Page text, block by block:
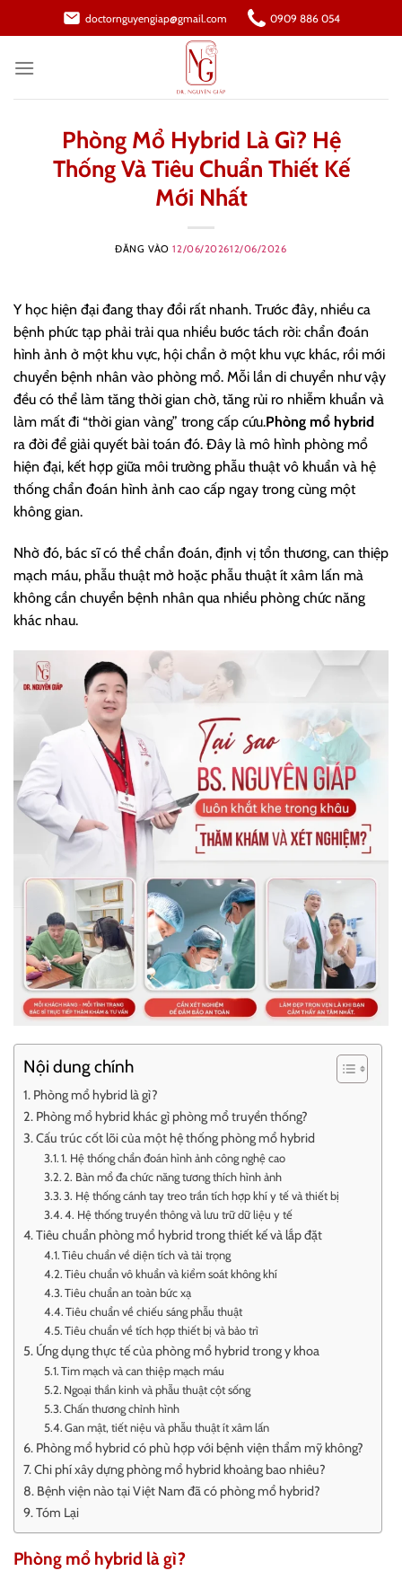
qua
dung
doctornguyengiap@gmail.com 0909 886 054
Phòng Mổ Hybrid Là Gì? Hệ
Thống Và Tiêu Chuẩn Thiết Kế
Mới Nhất
ĐĂNG VÀO12/06/202612/06/2026
Y học hiện đại đang thay đổi rất nhanh. Trước đây, nhiều ca
bệnh phức tạp phải trải qua nhiều bước tách rời: chẩn đoán
hình ảnh ở một khu vực, hội chẩn ở một khu vực khác, rồi mới
chuyển bệnh nhân vào phòng mổ. Mỗi lần di chuyển như vậy
đều có thể làm tăng thời gian chờ, tăng rủi ro nhiễm khuẩn và
làm mất đi “thời gian vàng” trong cấp cứu.Phòng mổ hybrid
ra đời để giải quyết bài toán đó. Đây là mô hình phòng mổ
hiện đại, kết hợp giữa môi trường phẫu thuật vô khuẩn và hệ
thống chẩn đoán hình ảnh cao cấp ngay trong cùng một
không gian.
Nhờ đó, bác sĩ có thể chẩn đoán, định vị tổn thương, can thiệp
mạch máu, phẫu thuật mở hoặc phẫu thuật ít xâm lấn mà
không cần chuyển bệnh nhân qua nhiều phòng chức năng
khác nhau.
Nội dung chính
Phòng mổ hybrid là gì?
Phòng mổ hybrid khác gì phòng mổ truyền thống?
Cấu trúc cốt lõi của một hệ thống phòng mổ hybrid
1. Hệ thống chẩn đoán hình ảnh công nghệ cao
2. Bàn mổ đa chức năng tương thích hình ảnh
3. Hệ thống cánh tay treo trần tích hợp khí y tế và thiết bị
4. Hệ thống truyền thông và lưu trữ dữ liệu y tế
Tiêu chuẩn phòng mổ hybrid trong thiết kế và lắp đặt
Tiêu chuẩn về diện tích và tải trọng
Tiêu chuẩn vô khuẩn và kiểm soát không khí
Tiêu chuẩn an toàn bức xạ
Tiêu chuẩn về chiếu sáng phẫu thuật
Tiêu chuẩn về tích hợp thiết bị và bảo trì
Ứng dụng thực tế của phòng mổ hybrid trong y khoa
Tim mạch và can thiệp mạch máu
Ngoại thần kinh và phẫu thuật cột sống
Chấn thương chỉnh hình
Gan mật, tiết niệu và phẫu thuật ít xâm lấn
Phòng mổ hybrid có phù hợp với bệnh viện thẩm mỹ không?
Chi phí xây dựng phòng mổ hybrid khoảng bao nhiêu?
Bệnh viện nào tại Việt Nam đã có phòng mổ hybrid?
Tóm Lại
Phòng mổ hybrid là gì?